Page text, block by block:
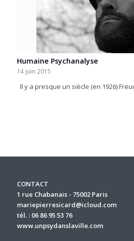
Humaine Psychanalyse
14 juin 2015
Il y a presque un siècle (en 1926)
CONTACT
1 rue Chabanais - 75002 Paris
mariepierresicard@icloud.com
tél. : 06 86 95 53 76
www.unpsydanslaville.com